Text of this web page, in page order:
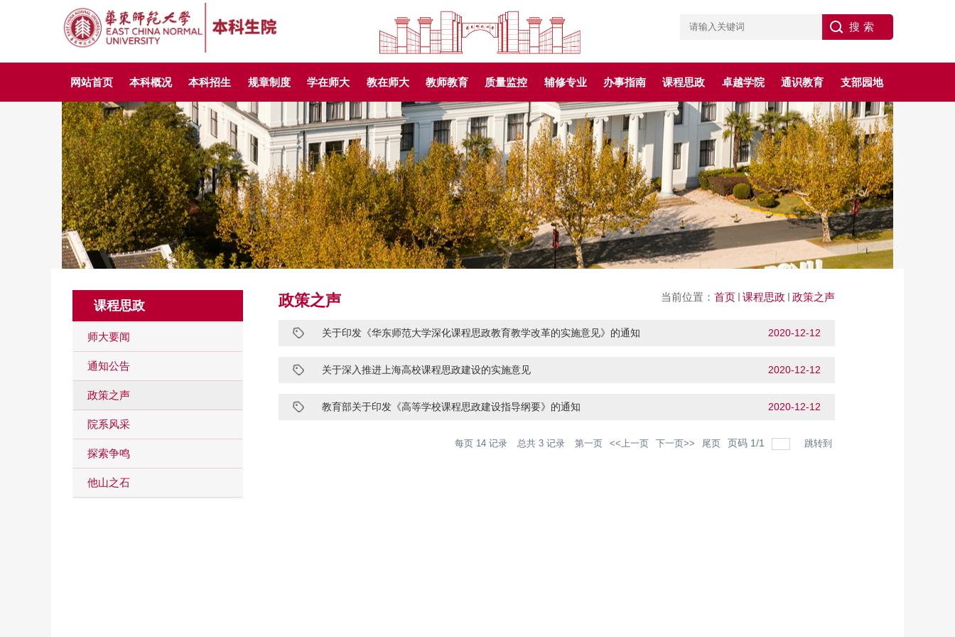
网站首页 本科概况 本科招生 规章制度 学在师大 教在师大 教师教育 质量监控 辅修专业 办事指南 课程思政 卓越学院 通识教育 支部园地
课程思政
师大要闻
通知公告
政策之声
院系风采
探索争鸣
他山之石
当前位置： 首页 课程思政 政策之声
政策之声
关于印发《华东师范大学深化课程思政教育教学改革的实施意见》的通知 2020-12-12
关于深入推进上海高校课程思政建设的实施意见 2020-12-12
教育部关于印发《高等学校课程思政建设指导纲要》的通知 2020-12-12
每页 14记录 总共 3记录 第一页 <<上一页 下一页>> 尾页 页码 1/1 跳转到